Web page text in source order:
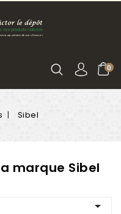
0
Sibel
marque Sibel
